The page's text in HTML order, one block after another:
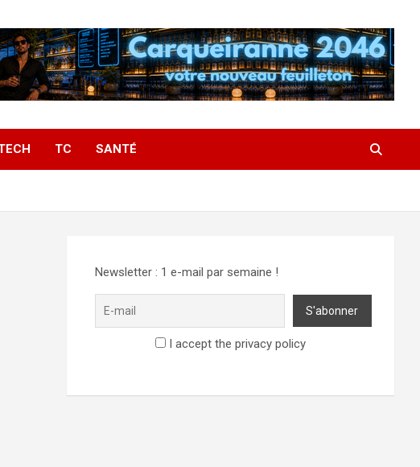
TC SANTÉ
Newsletter : 1 e-mail par semaine !
I accept the privacy policy